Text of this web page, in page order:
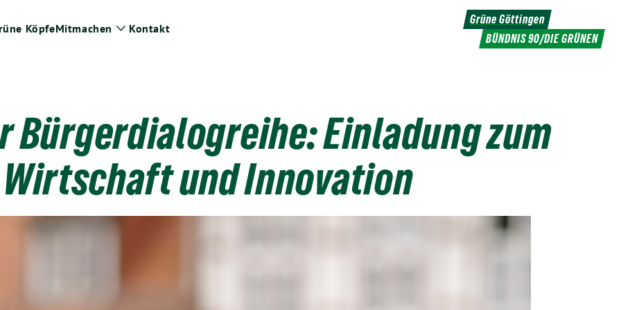
Grüne Göttingen
BÜNDNIS 90/DIE GRÜNEN
KöpfeMitmachen
Zeige
Kontakt
Bürgerdialogreihe: Einladung zum
und Innovation